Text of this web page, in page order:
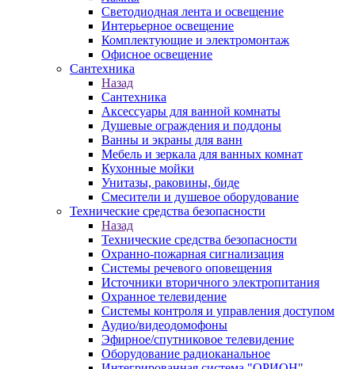
Светодиодная лента и освещение
Интерьерное освещение
Комплектующие и электромонтаж
Офисное освещение
Сантехника
Назад
Сантехника
Аксессуары для ванной комнаты
Душевые ограждения и поддоны
Ванны и экраны для ванн
Мебель и зеркала для ванных комнат
Кухонные мойки
Унитазы, раковины, биде
Смесители и душевое оборудование
Технические средства безопасности
Назад
Технические средства безопасности
Охранно-пожарная сигнализация
Системы речевого оповещения
Источники вторичного электропитания
Охранное телевидение
Системы контроля и управления доступом
Аудио/видеодомофоны
Эфирное/спутниковое телевидение
Оборудование радиоканальное